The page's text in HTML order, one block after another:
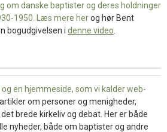
om danske baptister og deres holdninger
1950. Læs mere herog hør Bent
bogudgivelsen i denne video
en hjemmeside, som vi kalder web-
artikler om personer og menigheder,
brede kirkeliv og debat. Her er både
nyheder, både om baptister og andre